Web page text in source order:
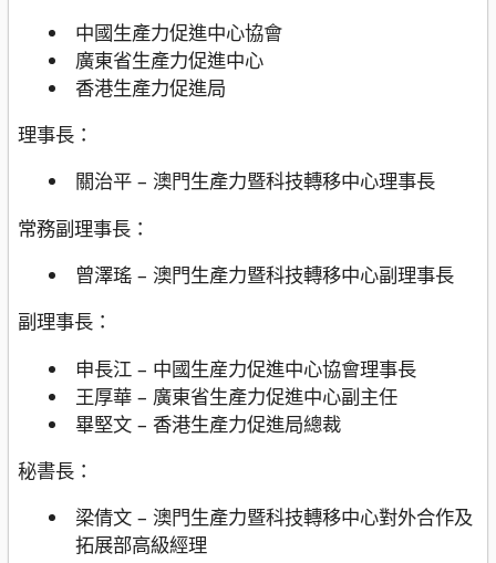
中國生產力促進中心協會
廣東省生產力促進中心
香港生產力促進局
理事長：
關治平 – 澳門生產力暨科技轉移中心理事長
常務副理事長：
曾澤瑤 – 澳門生產力暨科技轉移中心副理事長
副理事長：
申長江 – 中國生産力促進中心協會理事長
王厚華 – 廣東省生產力促進中心副主任
畢堅文 – 香港生產力促進局總裁
秘書長：
梁倩文 – 澳門生產力暨科技轉移中心對外合作及
拓展部高級經理